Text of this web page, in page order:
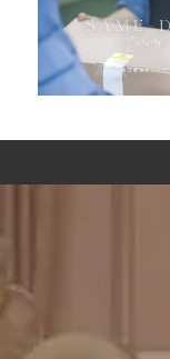
ムーンリットバ
その他オーダー
バルーンフラワ
プリントフォン
お知らせ